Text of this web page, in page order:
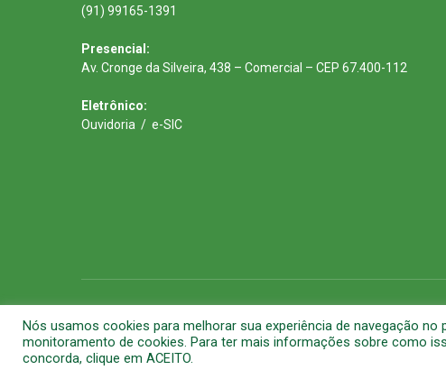
(91) 99165-1391
Presencial:
Av. Cronge da Silveira, 438 – Comercial – CEP 67.400-112
Eletrônico:
Ouvidoria / e-SIC
Nós usamos cookies para melhorar sua experiência de navegação
monitoramento de cookies. Para ter mais informações sobre como
concorda, clique em ACEITO.